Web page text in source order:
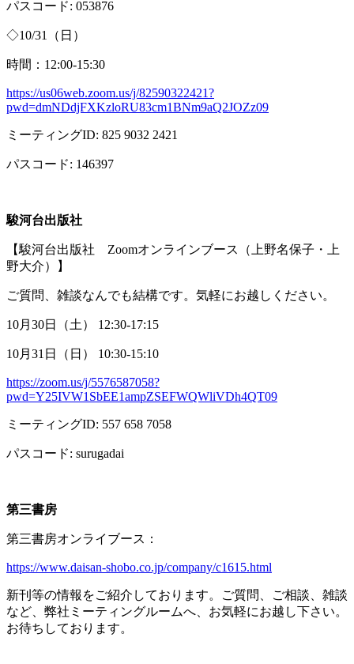
パスコード: 053876
◇10/31 （日）
時間： 12:00-15:30
https://us06web.zoom.us/j/82590322421?
pwd=dmNDdjFXKzloRU83cm1BNm9aQ2JOZz09
ミーティングID: 825 9032 2421
パスコード: 146397
駿河台出版社
【駿河台出版社 Zoomオンラインブース（上野名保子・上
野大介）】
ご質問、雑談なんでも結構です。気軽にお越しください。
10月 30日（土） 12:30-17:15
10月 31 日（日） 10:30-15:10
https://zoom.us/j/5576587058?
pwd=Y25IVW1SbEE1ampZSEFWQWliVDh4QT09
ミーティングID: 557 658 7058
パスコード: surugadai
第三書房
第三書房オンライブース：
https://www.daisan-shobo.co.jp/company/c1615.html
新刊等の情報をご紹介しております。ご質問、ご相談、雑談
など、弊社ミーティングルームへ、お気軽にお越し下さい。
お待ちしております。